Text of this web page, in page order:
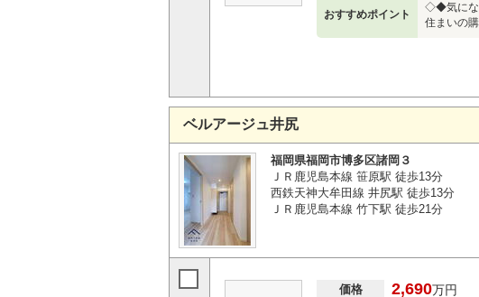
おすすめポイント
◇◆気にな
住まいの
ベルアージュ井尻
福岡県福岡市博多区諸岡３
ＪＲ鹿児島本線 笹原駅 徒歩13分
西鉄天神大牟田線 井尻駅 徒歩13分
ＪＲ鹿児島本線 竹下駅 徒歩21分
価格 2,690万円